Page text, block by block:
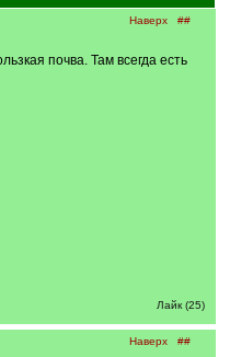
Наверх ##
почва. Там всегда есть
Лайк (25)
Наверх ##